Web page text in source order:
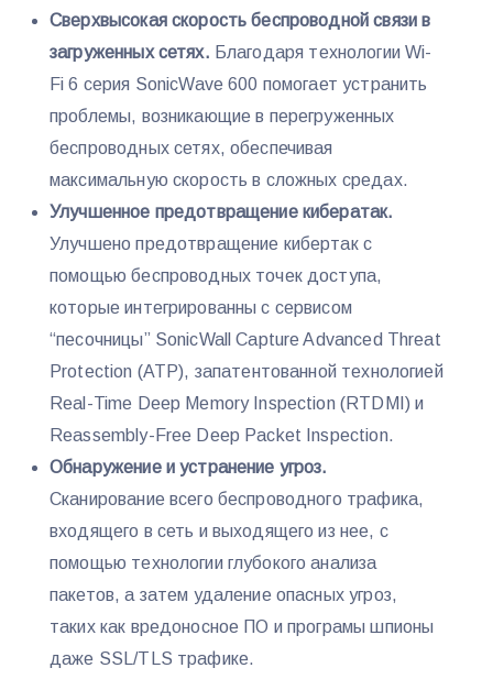
Сверхвысокая скорость беспроводной связи в
загруженных сетях. Благодаря технологии Wi-
Fi 6 серия SonicWave 600 помогает устранить
проблемы, возникающие в перегруженных
беспроводных сетях, обеспечивая
максимальную скорость в сложных средах.
Улучшенное предотвращение кибератак.
Улучшено предотвращение кибертак с
помощью беспроводных точек доступа,
которые интегрированны с сервисом
“песочницы” SonicWall Capture Advanced Threat
Protection (ATP), запатентованной технологией
Real-Time Deep Memory Inspection (RTDMI) и
Reassembly-Free Deep Packet Inspection.
Обнаружение и устранение угроз.
Сканирование всего беспроводного трафика,
входящего в сеть и выходящего из нее, с
помощью технологии глубокого анализа
пакетов, а затем удаление опасных угроз,
таких как вредоносное ПО и програмы шпионы
даже SSL/TLS трафике.